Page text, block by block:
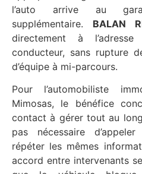
l’auto arrive au
supplémentaire. BALAN
directement à
conducteur, sans rupture
d’équipe à mi-parcours.
Pour l’automobiliste
Mimosas, le bénéfice
contact à gérer tout au long
pas nécessaire
répéter les mêmes
accord entre intervenants